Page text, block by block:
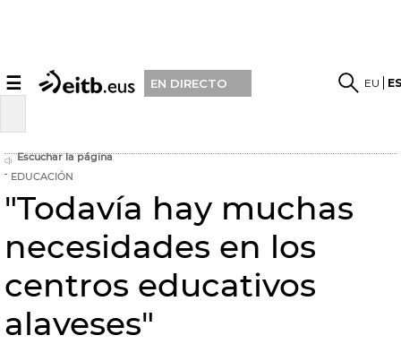
☰ EN DIRECTO EU
Escuchar la página
EDUCACIÓN
"Todavía hay muchas
necesidades en los
centros educativos
alaveses"